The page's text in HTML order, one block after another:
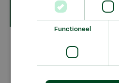
dec2018
Functioneel